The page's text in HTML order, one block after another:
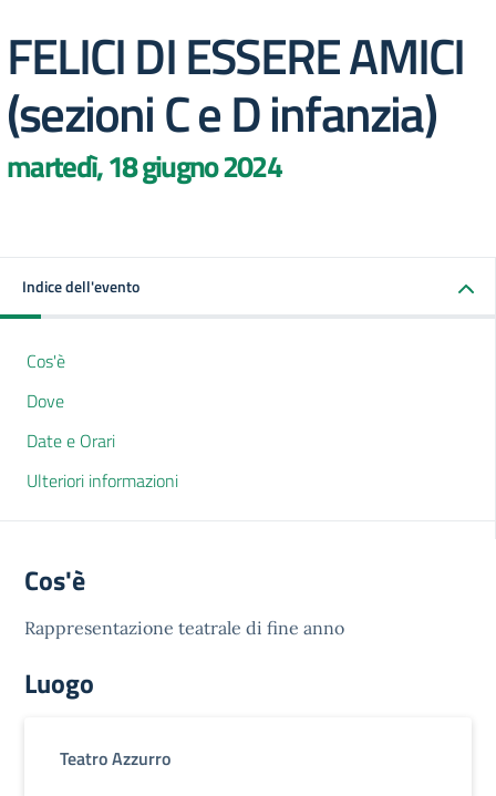
FELICI DI ESSERE AMICI
(sezioni C e D infanzia)
martedì, 18 giugno 2024
Indice dell'evento
Cos'è
Dove
Date e Orari
Ulteriori informazioni
Cos'è
Rappresentazione teatrale di fine anno
Luogo
Teatro Azzurro